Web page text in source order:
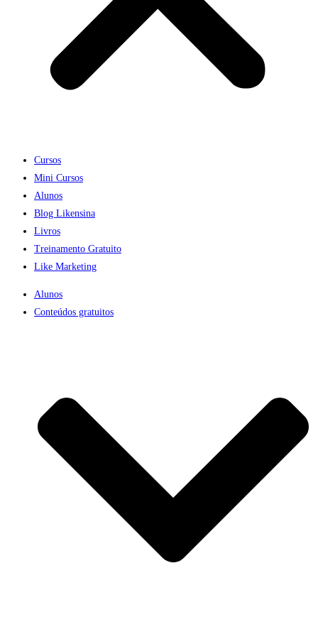
Cursos
Mini Cursos
Alunos
Blog Likensina
Livros
Treinamento Gratuito
Like Marketing
Alunos
Conteúdos gratuitos